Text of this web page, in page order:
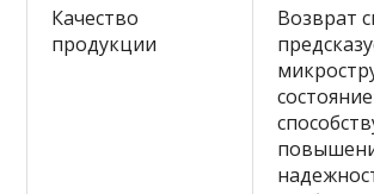
Качество
продукции
Возврат